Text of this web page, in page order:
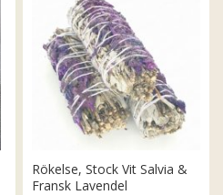
Rökelse, Stock Vit Salvia &
Fransk Lavendel